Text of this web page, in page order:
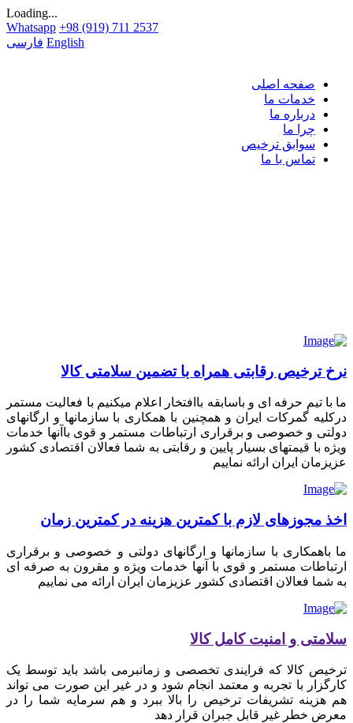
Loading...
Whatsapp +98 (919) 711 2537
فارسی English
صفحه اصلی
خدمات ما
درباره ما
چرا ما
سوابق ترخیص
تماس با ما
نرخ ترخیص رقابتی همراه با تضمین سلامتی کالا
ما با تیم حرفه ای و باسابقه باافتخار اعلام میکنیم با فعالیت مستمر
درکلیه گمرکات ایران و همچنین با همکاری با سازمانها و ارگانهای
دولتی و خصوصی و برقراری ارتباطات مستمر و قوی باآنها خدمات
ویژه با قیمتهای بسیار پایین و رقابتی به شما فعالان اقتصادی کشور
عزیزمان ایران ارائه نماییم
اخذ مجوزهای لازم با کمترین هزینه در کمترین زمان
ما باهمکاری با سازمانها و ارگانهای دولتی و خصوصی و برقراری
ارتباطات مستمر و قوی با آنها خدمات ویژه و مقرون به صرفه ای
به شما فعالان اقتصادی کشور عزیزمان ایران ارائه می نماییم
سلامتی و امنیت کامل کالا
ترخیص کالا که فرایندی تخصصی و زمانبرمی باشد باید توسط یک
کارگزار با تجربه و معتمد انجام شود و در غیر این صورت می تواند
هم هزینه تشریفات ترخیص را بالا ببرد و هم سرمایه شما را در
معرض خطر غیر قابل جبران قرار دهد